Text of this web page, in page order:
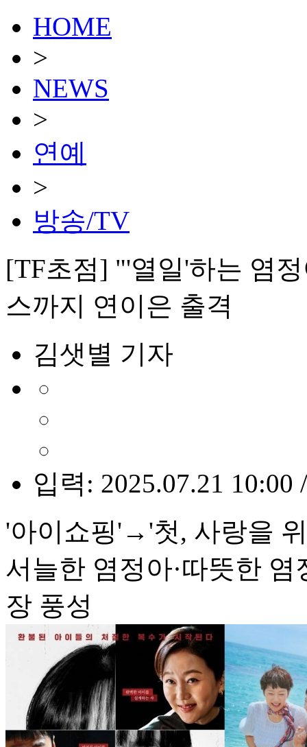
HOME
>
NEWS
>
연예
>
방송/TV
[TF초점] "'열일'하는 염
스까지 연이은 출격
김샛별 기자
입력: 2025.07.21 10:00
'아이쇼핑'→'첫, 사랑을
서늘한 염정아·따뜻한
장 풍성